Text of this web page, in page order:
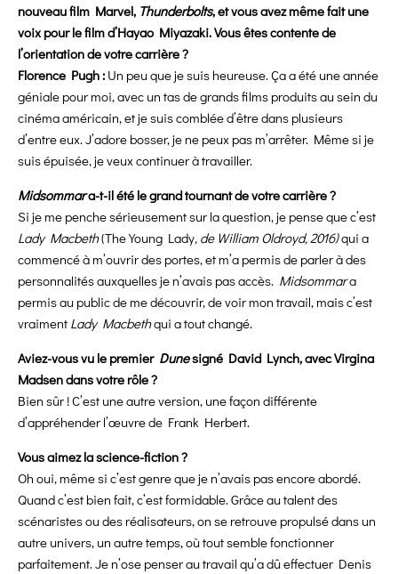
nouveau film Marvel, Thunderbolts, et vous avez même fait une
voix pour le film d’Hayao Miyazaki. Vous êtes contente de
l’orientation de votre carrière ?
Florence Pugh : Un peu que je suis heureuse. Ça a été une année
géniale pour moi, avec un tas de grands films produits au sein du
cinéma américain, et je suis comblée d’être dans plusieurs
d’entre eux. J’adore bosser, je ne peux pas m’arrêter. Même si je
suis épuisée, je veux continuer à travailler.
Midsommara-t-il été le grand tournant de votre carrière ?
Si je me penche sérieusement sur la question, je pense que c’est
Lady Macbeth(The Young Lady, de William Oldroyd, 2016)qui a
commencé à m’ouvrir des portes, et m’a permis de parler à des
personnalités auxquelles je n’avais pas accès. Midsommara
permis au public de me découvrir, de voir mon travail, mais c’est
vraiment Lady Macbethqui a tout changé.
Aviez-vous vu le premierDunesigné David Lynch, avec Virgina
Madsen dans votre rôle ?
Bien sûr ! C’est une autre version, une façon différente
d’appréhender l’œuvre de Frank Herbert.
Vous aimez la science-fiction ?
Oh oui, même si c’est genre que je n’avais pas encore abordé.
Quand c’est bien fait, c’est formidable. Grâce au talent des
scénaristes ou des réalisateurs, on se retrouve propulsé dans un
autre univers, un autre temps, où tout semble fonctionner
parfaitement. Je n’ose penser au travail qu’a dû effectuer Denis